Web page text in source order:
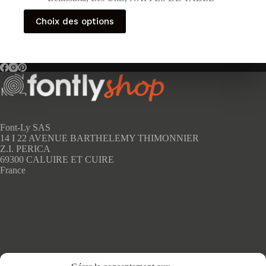
Choix des options
Ce
produit
a
Les
options
peuvent
être
la
page
du
produit
Font-Ly SAS
14 I 22 AVENUE BARTHELEMY THIMONNIER
Z.I. PERICA
69300 CALUIRE ET CUIRE
France